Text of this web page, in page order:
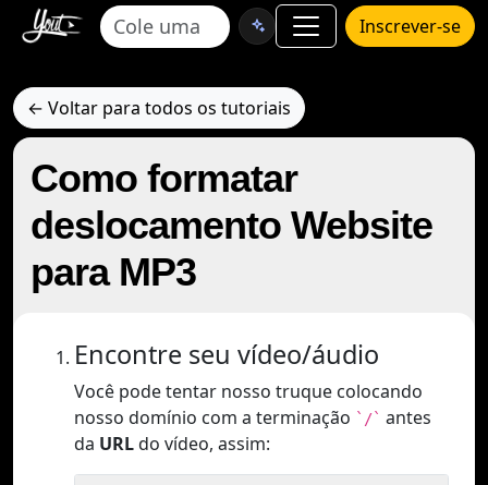
Inscrever-se
← Voltar para todos os tutoriais
Como formatar
deslocamento Website
para MP3
Encontre seu vídeo/áudio
Você pode tentar nosso truque colocando
nosso domínio com a terminação `/` antes
da URLdo vídeo, assim: